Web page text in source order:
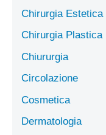
Chirurgia Estetica
Chirurgia Plastica
Chiururgia
Circolazione
Cosmetica
Dermatologia